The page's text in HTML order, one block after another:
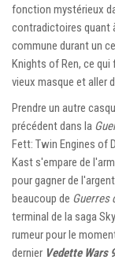
fonction mystérieux
contradictoires quant
commune durant un
Knights of Ren, ce qui
vieux masque et aller
Prendre un autre
précédent dans la
Fett: Twin Engines of
Kast s'empare de
pour gagner de
beaucoup de Guerres
terminal de la saga
rumeur pour le
dernier Vedette Wars